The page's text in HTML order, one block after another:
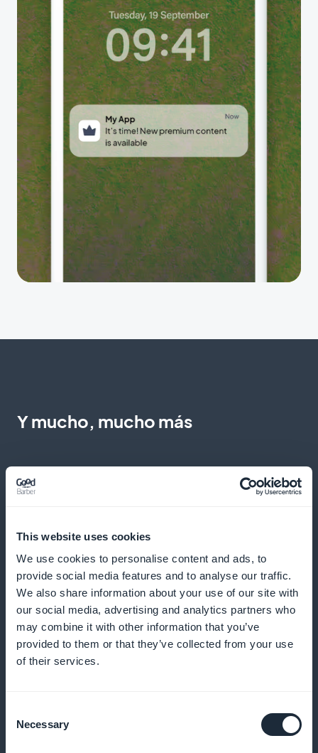
This website uses cookies
We use cookies to personalise content and ads, to
provide social media features and to analyse our traffic.
We also share information about your use of our site with
our social media, advertising and analytics partners who
may combine it with other information that you’ve
provided to them or that they’ve collected from your use
of their services.
Selection
Necessary
Y mucho, mucho más
Análisis detallados para afinar la
estrategia de contenidos
Utilice datos exhaustivos para adaptar su oferta de
contenidos a las preferencias de los aficionados al
rugby
Promoción visible desde la página de